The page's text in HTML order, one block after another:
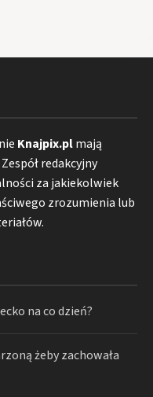
Knajpix.plmają
redakcyjny
za jakiekolwiek
zrozumienia lub
na co dzień?
żeby zachowała